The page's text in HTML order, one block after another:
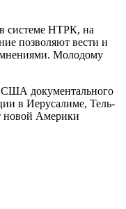
системе НТРК, на
позволяют вести и
мнениями. Молодому
США документального
в Иерусалиме, Тель-
новой Америки